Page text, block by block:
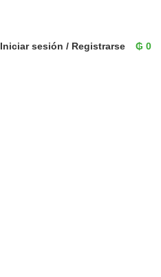
Iniciar sesión / Registrarse ₲ 0